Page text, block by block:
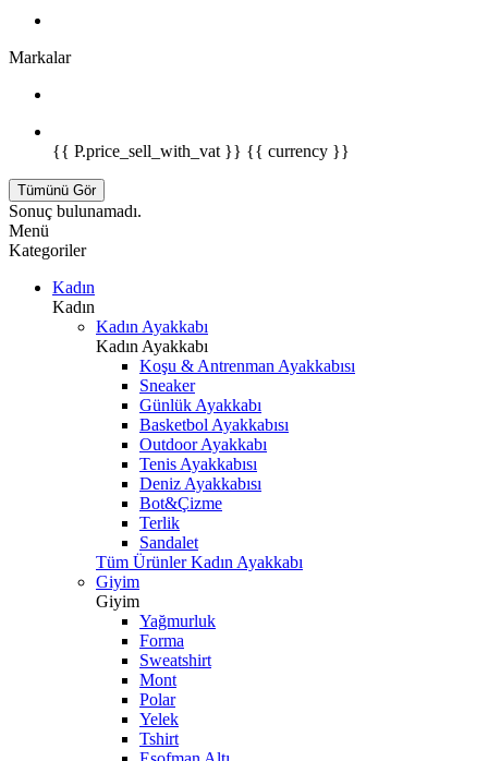
Markalar
{{ P.price_sell_with_vat }} {{ currency }}
Tümünü Gör
Sonuç bulunamadı.
Menü
Kategoriler
Kadın
Kadın
Kadın Ayakkabı
Kadın Ayakkabı
Koşu & Antrenman Ayakkabısı
Sneaker
Günlük Ayakkabı
Basketbol Ayakkabısı
Outdoor Ayakkabı
Tenis Ayakkabısı
Deniz Ayakkabısı
Bot&Çizme
Terlik
Sandalet
Tüm Ürünler Kadın Ayakkabı
Giyim
Giyim
Yağmurluk
Forma
Sweatshirt
Mont
Polar
Yelek
Tshirt